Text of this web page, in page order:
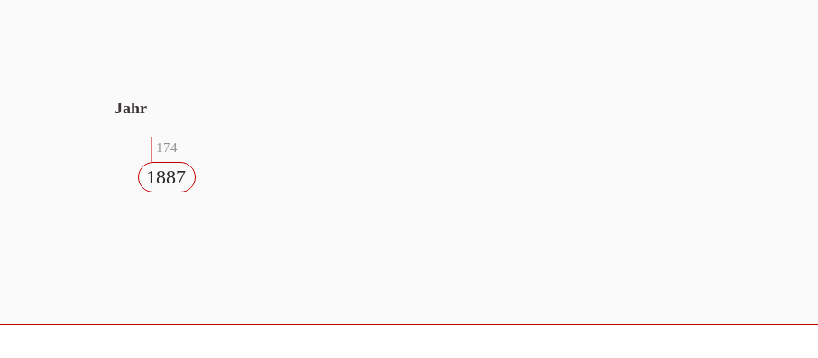
Jahr
174
1887